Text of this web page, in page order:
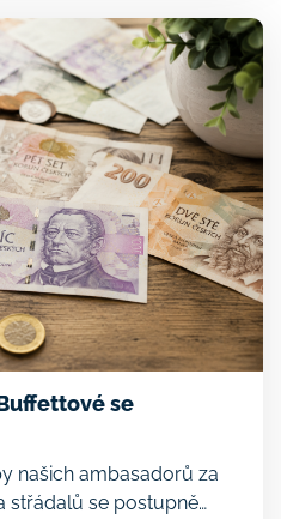
se
našich ambasadorů za
střádalů se postupně